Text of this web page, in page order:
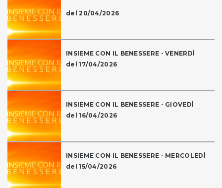
del 20/04/2026
INSIEME CON IL BENESSERE - VENERDÌ
del 17/04/2026
INSIEME CON IL BENESSERE - GIOVEDÌ
del 16/04/2026
INSIEME CON IL BENESSERE - MERCOLEDÌ
del 15/04/2026